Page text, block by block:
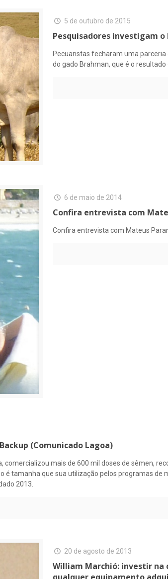
5 de outubro de 2015
Pesquisadores investigam o
Pecuaristas fecharam uma parceria
do gado Brahman, que é o
6 de maio de 2014
Confira entrevista com
Confira entrevista com Mateus
(Comunicado Lagoa)
mais de 600 mil doses de sêmen,
é tamanha que sua utilização pelos programas
2013.
20 de agosto de 2013
William Marchió: investir na